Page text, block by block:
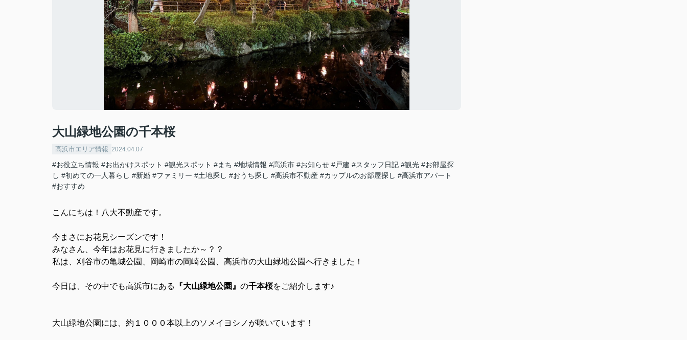
大山緑地公園の千本桜
高浜市エリア情報 2024.04.07
#お役立ち情報 #お出かけスポット #観光スポット #まち #地域情報 #高浜市 #お知らせ #戸建 #スタッフ日記 #観光 #お部屋探
し #初めての一人暮らし #新婚 #ファミリー #土地探し #おうち探し #高浜市不動産 #カップルのお部屋探し #高浜市アパート
#おすすめ
こんにちは！八大不動産です。
今まさにお花見シーズンです！
みなさん、今年はお花見に行きましたか～？？
私は、刈谷市の亀城公園、岡崎市の岡崎公園、高浜市の大山緑地公園へ行きました！
今日は、その中でも高浜市にある 『大山緑地公園』 の千本桜をご紹介します♪
大山緑地公園には、約１０００本以上のソメイヨシノが咲いています！